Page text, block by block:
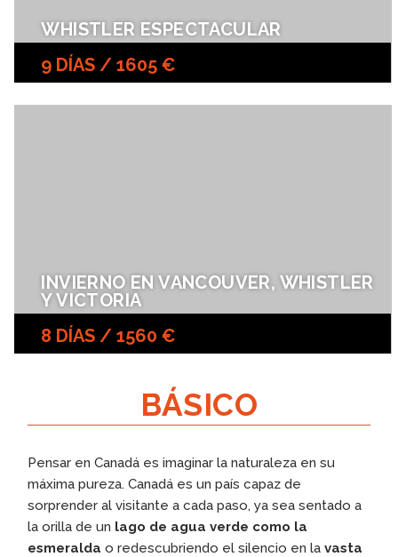
WHISTLER ESPECTACULAR
9 DÍAS / 1605 €
INVIERNO EN VANCOUVER, WHISTLER
Y VICTORIA
8 DÍAS / 1560 €
BÁSICO
Pensar en Canadá es imaginar la naturaleza en su
máxima pureza. Canadá es un país capaz de
sorprender al visitante a cada paso, ya sea sentado a
la orilla de un lago de agua verde como la
esmeralda o redescubriendo el silencio en lavasta